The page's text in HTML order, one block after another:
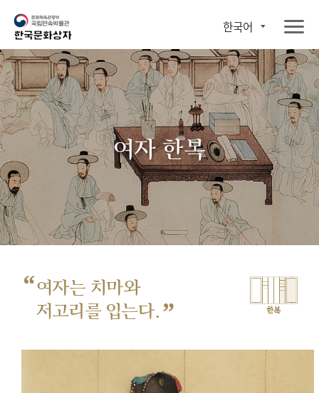
한국어
여자 한복
“여자는 치마와
저고리를 입는다. ” 한복